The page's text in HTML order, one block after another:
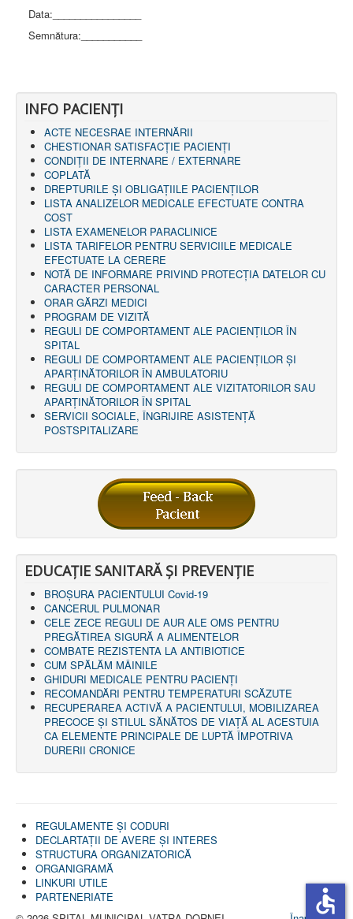
Data:________________
Semnătura:___________
INFO PACIENŢI
ACTE NECESRAE INTERNĂRII
CHESTIONAR SATISFACŢIE PACIENŢI
CONDIȚII DE INTERNARE / EXTERNARE
COPLATĂ
DREPTURILE ŞI OBLIGAŢIILE PACIENȚILOR
LISTA ANALIZELOR MEDICALE EFECTUATE CONTRA
COST
LISTA EXAMENELOR PARACLINICE
LISTA TARIFELOR PENTRU SERVICIILE MEDICALE
EFECTUATE LA CERERE
NOTĂ DE INFORMARE PRIVIND PROTECŢIA DATELOR CU
CARACTER PERSONAL
ORAR GĂRZI MEDICI
PROGRAM DE VIZITĂ
REGULI DE COMPORTAMENT ALE PACIENȚILOR ÎN
SPITAL
REGULI DE COMPORTAMENT ALE PACIENȚILOR ȘI
APARȚINĂTORILOR ÎN AMBULATORIU
REGULI DE COMPORTAMENT ALE VIZITATORILOR SAU
APARȚINĂTORILOR ÎN SPITAL
SERVICII SOCIALE, ÎNGRIJIRE ASISTENŢĂ
POSTSPITALIZARE
EDUCAȚIE SANITARĂ ȘI PREVENȚIE
BROȘURA PACIENTULUI Covid-19
CANCERUL PULMONAR
CELE ZECE REGULI DE AUR ALE OMS PENTRU
PREGĂTIREA SIGURĂ A ALIMENTELOR
COMBATE REZISTENTA LA ANTIBIOTICE
CUM SPĂLĂM MÂINILE
GHIDURI MEDICALE PENTRU PACIENȚI
RECOMANDĂRI PENTRU TEMPERATURI SCĂZUTE
RECUPERAREA ACTIVĂ A PACIENTULUI, MOBILIZAREA
PRECOCE ȘI STILUL SĂNĂTOS DE VIAȚĂ AL ACESTUIA
CA ELEMENTE PRINCIPALE DE LUPTĂ ÎMPOTRIVA
DURERII CRONICE
REGULAMENTE ŞI CODURI
DECLARTAŢII DE AVERE ȘI INTERES
STRUCTURA ORGANIZATORICĂ
ORGANIGRAMĂ
LINKURI UTILE
PARTENERIATE
accessible